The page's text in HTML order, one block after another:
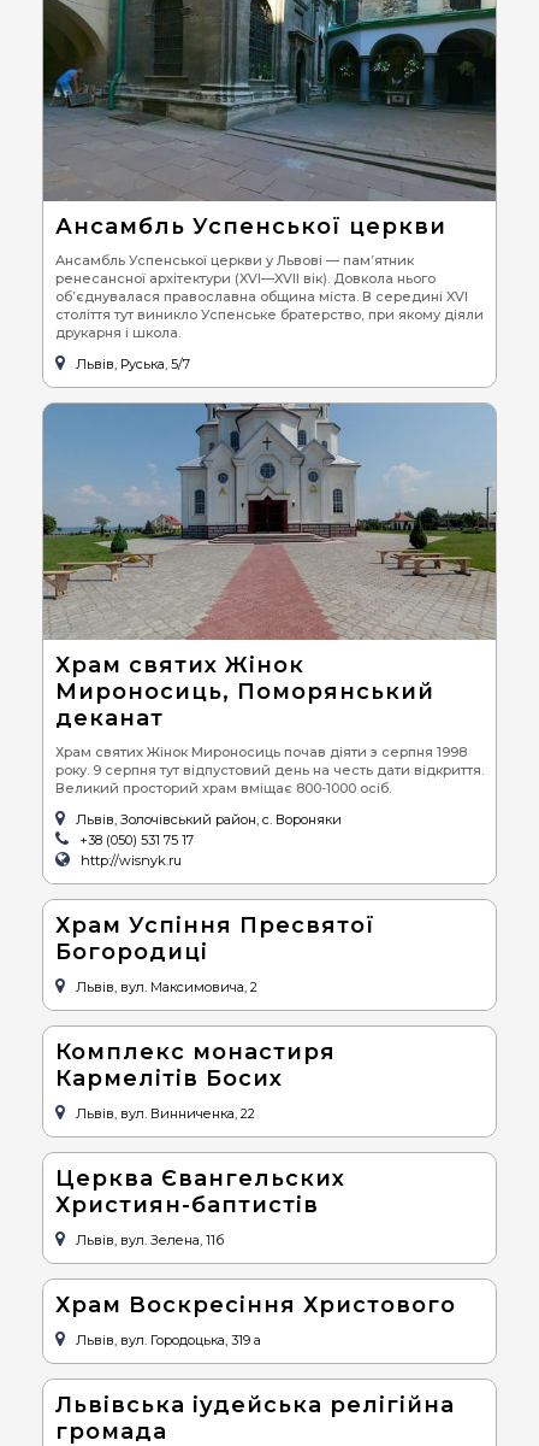
Ансамбль Успенської церкви
Ансамбль Успенської церкви у Львові — пам’ятник
ренесансної архітектури (XVI—XVII вік). Довкола нього
об’єднувалася православна община міста. В середині XVI
століття тут виникло Успенське братерство, при якому діяли
друкарня і школа.
Львів, Руська, 5/7
Храм святих Жінок
Мироносиць, Поморянський
деканат
Храм святих Жінок Мироносиць почав діяти з серпня 1998
року. 9 серпня тут відпустовий день на честь дати відкриття.
Великий просторий храм вміщає 800-1000 осіб.
Львів, Золочівський район, с. Вороняки
+38 (050) 531 75 17
http://wisnyk.ru
Храм Успіння Пресвятої
Богородиці
Львів, вул. Максимовича, 2
Комплекс монастиря
Кармелітів Босих
Львів, вул. Винниченка, 22
Церква Євангельских
Християн-баптистів
Львів, вул. Зелена, 11б
Храм Воскресіння Христового
Львів, вул. Городоцька, 319 а
Львівська іудейська релігійна
громада